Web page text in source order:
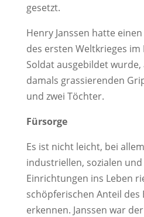
gesetzt.
Henry Janssen hatte
des ersten Weltkrieges im
Soldat ausgebildet
damals grassierenden
und zwei Töchter.
Fürsorge
Es ist nicht leicht, bei
industriellen, sozialen
Einrichtungen ins Leben
schöpferischen Anteil des
erkennen. Janssen war